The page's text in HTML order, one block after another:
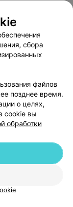
договор
оплаты
Республика Беларусь,
сбора
файлов
позднее время.
о целях,
cookie вы
обработки